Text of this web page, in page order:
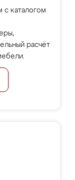
с каталогом
расчёт